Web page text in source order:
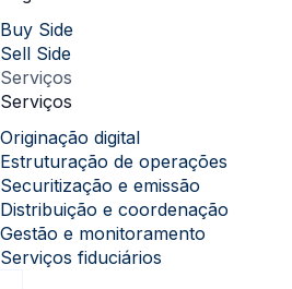
Buy Side
Sell Side
Serviços
Serviços
Originação digital
Estruturação de operações
Securitização e emissão
Distribuição e coordenação
Gestão e monitoramento
Serviços fiduciários